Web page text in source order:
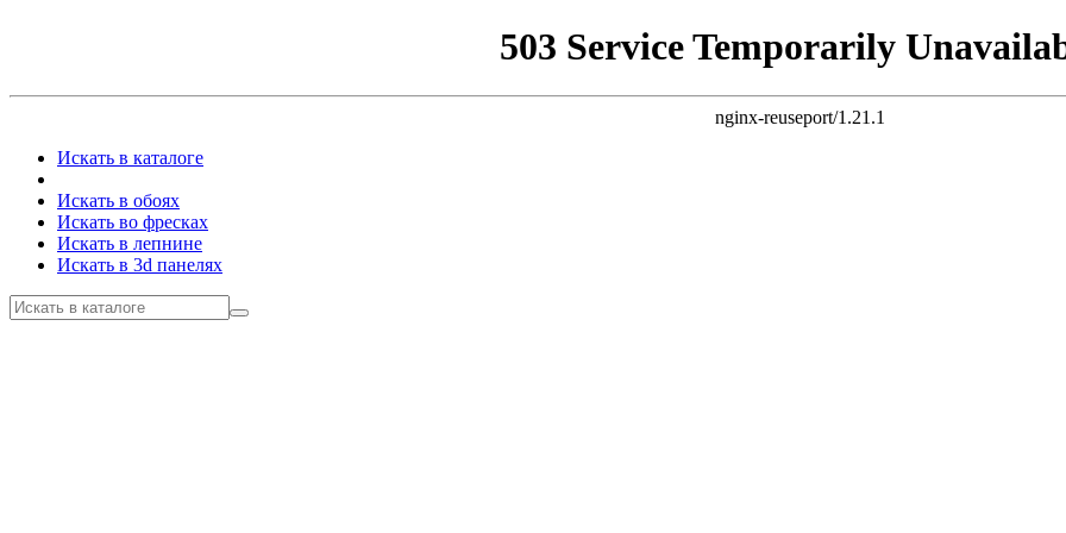
503 Service Temporarily
nginx-reuseport/1.21.1
Искать в каталоге
Искать в обоях
Искать во фресках
Искать в лепнине
Искать в 3d панелях